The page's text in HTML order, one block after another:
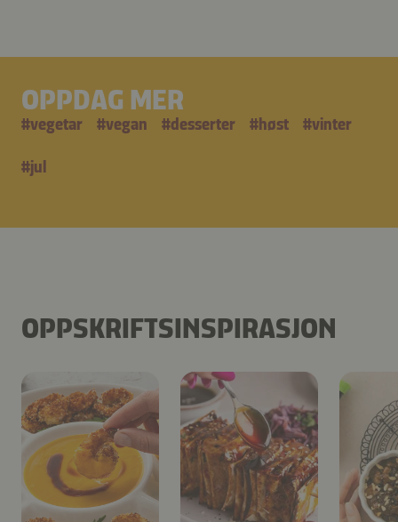
OPPDAG MER
#vegetar #vegan #desserter #høst #vinter
#jul
OPPSKRIFTSINSPIRASJON